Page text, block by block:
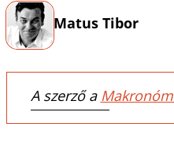
Matus Tibor
A szerző a Makronóm